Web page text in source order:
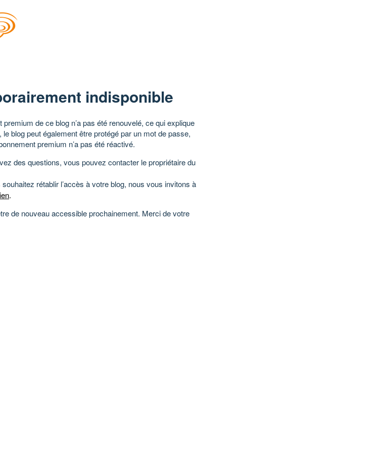
indisponible
premium de ce blog n’a pas été renouvelé, ce qui explique
blog peut également être protégé par un mot de passe,
premium n’a pas été réactivé.
des questions, vous pouvez contacter le propriétaire du
souhaitez rétablir l’accès à votre blog, nous vous invitons à
.
de nouveau accessible prochainement. Merci de votre